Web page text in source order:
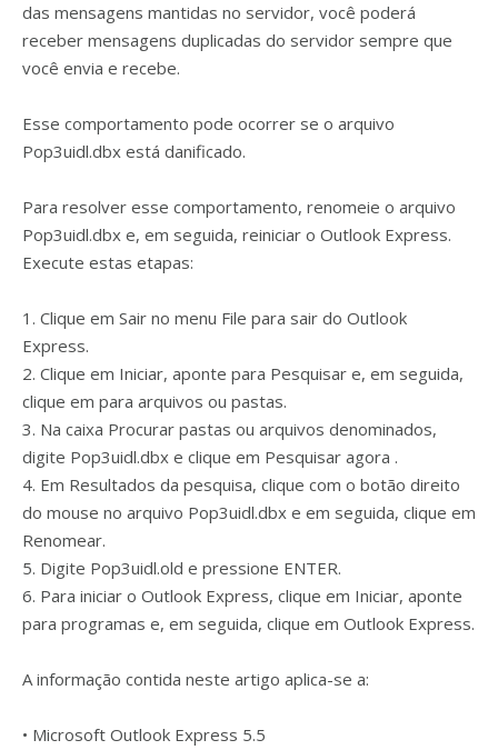
das mensagens mantidas no servidor, você poderá
receber mensagens duplicadas do servidor sempre que
você envia e recebe.
Esse comportamento pode ocorrer se o arquivo
Pop3uidl.dbx está danificado.
Para resolver esse comportamento, renomeie o arquivo
Pop3uidl.dbx e, em seguida, reiniciar o Outlook Express.
Execute estas etapas:
1. Clique em Sair no menu File para sair do Outlook
Express.
2. Clique em Iniciar, aponte para Pesquisar e, em seguida,
clique em para arquivos ou pastas.
3. Na caixa Procurar pastas ou arquivos denominados,
digite Pop3uidl.dbx e clique em Pesquisar agora .
4. Em Resultados da pesquisa, clique com o botão direito
do mouse no arquivo Pop3uidl.dbx e em seguida, clique em
Renomear.
5. Digite Pop3uidl.old e pressione ENTER.
6. Para iniciar o Outlook Express, clique em Iniciar, aponte
para programas e, em seguida, clique em Outlook Express.
A informação contida neste artigo aplica-se a:
• Microsoft Outlook Express 5.5